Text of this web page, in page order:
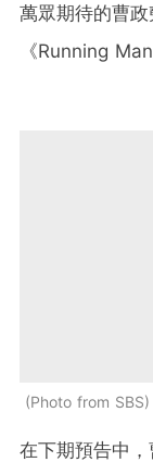
萬眾期待的曹
《Running
Photo from SBS
在下期預告中